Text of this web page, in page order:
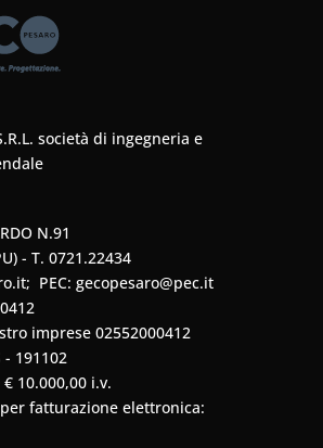
società di ingegneria e
N.91
- T. 0721.22434
; PEC: gecopesaro@pec.it
imprese 02552000412
- 191102
10.000,00 i.v.
fatturazione elettronica: